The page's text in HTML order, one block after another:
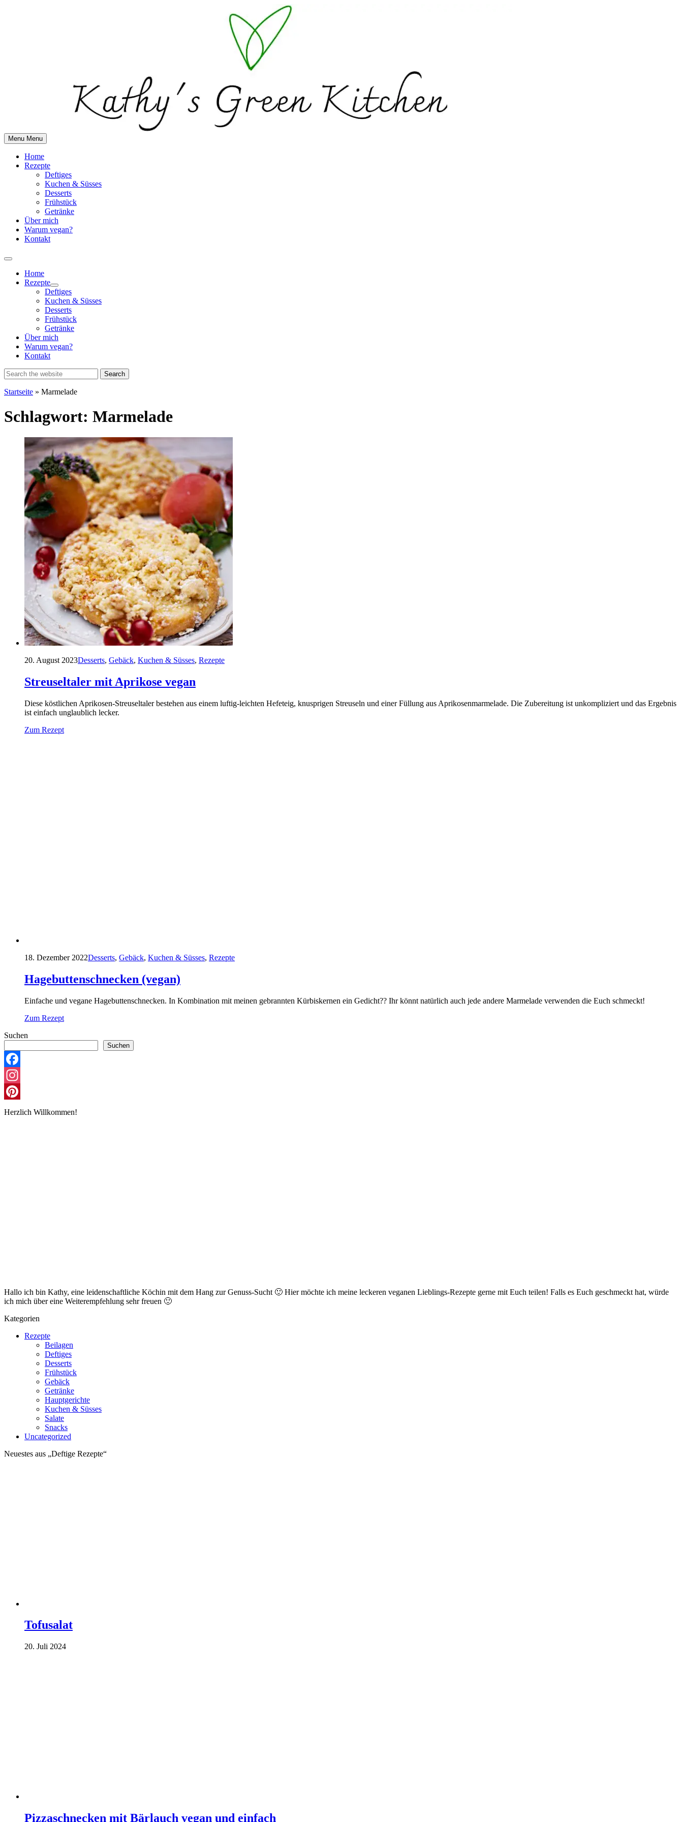
Menu Menu
Home
Rezepte
Deftiges
Kuchen & Süsses
Desserts
Frühstück
Getränke
Über mich
Warum vegan?
Kontakt
Home
Rezepte
Show
sub
menu
Deftiges
Kuchen & Süsses
Desserts
Frühstück
Getränke
Über mich
Warum vegan?
Kontakt
Startseite » Marmelade
Schlagwort: Marmelade
20. August 2023Desserts, Gebäck, Kuchen & Süsses, Rezepte
Streuseltaler mit Aprikose vegan
Diese köstlichen Aprikosen-Streuseltaler bestehen aus einem luftig-leichten Hefeteig, knusprigen Streuseln und einer Füllung aus Aprikosenmarmelade. Die Zubereitung ist unkompliziert und das Ergebnis
ist einfach unglaublich lecker.
Zum Rezept
18. Dezember 2022Desserts, Gebäck, Kuchen & Süsses, Rezepte
Hagebuttenschnecken (vegan)
Einfache und vegane Hagebuttenschnecken. In Kombination mit meinen gebrannten Kürbiskernen ein Gedicht?? Ihr könnt natürlich auch jede andere Marmelade verwenden die Euch schmeckt!
Zum Rezept
Suchen
Suchen
Facebook
Instagram
Pinterest
Herzlich Willkommen!
Hallo ich bin Kathy, eine leidenschaftliche Köchin mit dem Hang zur Genuss-Sucht 🙂 Hier möchte ich meine leckeren veganen Lieblings-Rezepte gerne mit Euch teilen! Falls es Euch geschmeckt hat, würde
ich mich über eine Weiterempfehlung sehr freuen 🙂
Kategorien
Rezepte
Beilagen
Deftiges
Desserts
Frühstück
Gebäck
Getränke
Hauptgerichte
Kuchen & Süsses
Salate
Snacks
Uncategorized
Neuestes aus „Deftige Rezepte“
Tofusalat
20. Juli 2024
Pizzaschnecken mit Bärlauch vegan und einfach